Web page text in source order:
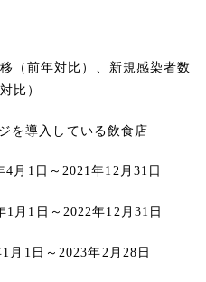
（前年対比）、新規感染者数
比）
を導入している飲食店
月1日～2021年12月31日
～2022年12月31日
～2023年2月28日